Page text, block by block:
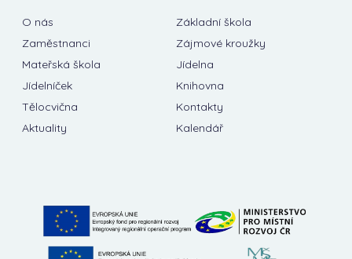
O nás
Základní škola
Zaměstnanci
Zájmové kroužky
Mateřská škola
Jídelna
Jídelníček
Knihovna
Tělocvična
Kontakty
Aktuality
Kalendář